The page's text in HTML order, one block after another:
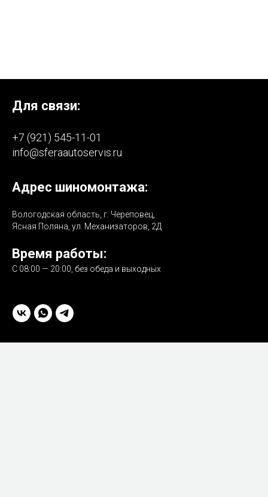
Для связи:
+7 (921) 545-11-01
info@sferaautoservis.ru
Адрес шиномонтажа:
Вологодская область, г. Череповец,
Ясная Поляна, ул. Механизаторов, 2Д
Время работы:
С 08:00 — 20:00, без обеда и выходных